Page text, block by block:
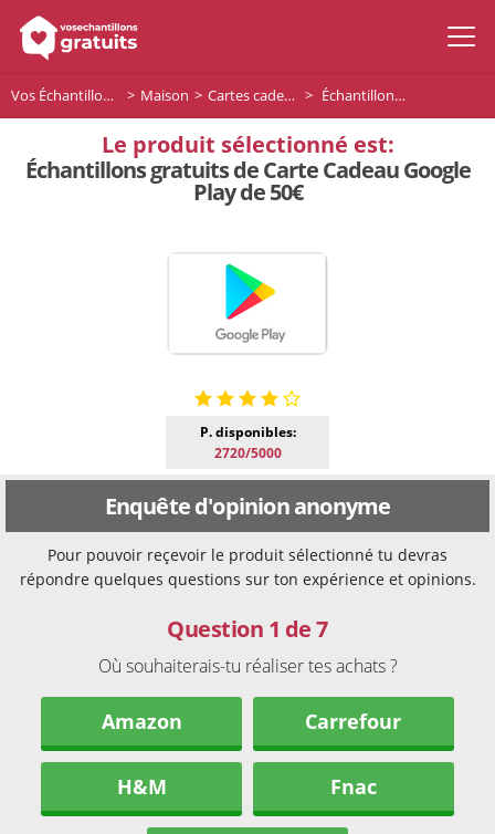
Vos Échantillons Gratuits Maison Cartes cadeaux Échantillons gratuits de Carte Cadeau Google Play de 50€
Le produit sélectionné est:
Échantillons gratuits de Carte Cadeau Google
Play de 50€
P. disponibles:
2720/5000
Enquête d'opinion anonyme
Pour pouvoir reçevoir le produit sélectionné tu devras
répondre quelques questions sur ton expérience et opinions.
Question 1 de 7
Où souhaiterais-tu réaliser tes achats ?
Amazon Carrefour
H&M Fnac